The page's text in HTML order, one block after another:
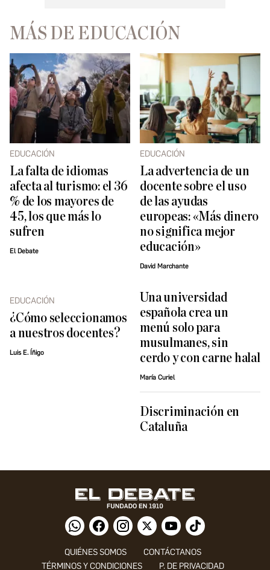
MÁS DE EDUCACIÓN
EDUCACIÓN
La falta de idiomas
afecta al turismo: el 36
% de los mayores de
45, los que más lo
sufren
El Debate
EDUCACIÓN
La advertencia de un
docente sobre el uso
de las ayudas
europeas: «Más dinero
no significa mejor
educación»
David Marchante
EDUCACIÓN
¿Cómo seleccionamos
a nuestros docentes?
Luis E. Íñigo
Una universidad
española crea un
menú solo para
musulmanes, sin
cerdo y con carne halal
María Curiel
Discriminación en
Cataluña
QUIÉNES SOMOS
CONTÁCTANOS
TÉRMINOS Y CONDICIONES
P. DE PRIVACIDAD